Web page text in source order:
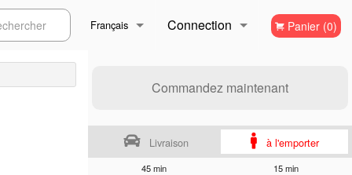
Français
English
Connection Panier (0)
Commandez maintenant
Livraison à l'emporter
45 min 15 min